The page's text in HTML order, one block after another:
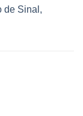
de Sinal,